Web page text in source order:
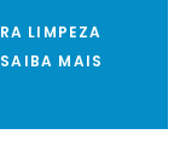
LIMPEZA
MAIS